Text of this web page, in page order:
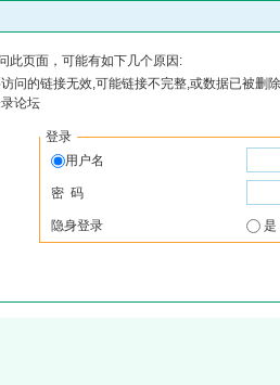
此页面，可能有如下几个原因:
问的链接无效,可能链接不完整,或数据已被删
论坛
登录
用户名
密 码
隐身登录